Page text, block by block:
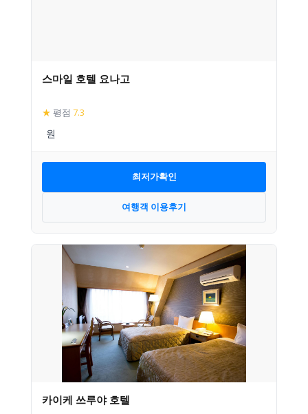
스마일 호텔 요나고
★ 평점 7.3
최저가확인
여행객 이용후기
카이케 쓰루야 호텔